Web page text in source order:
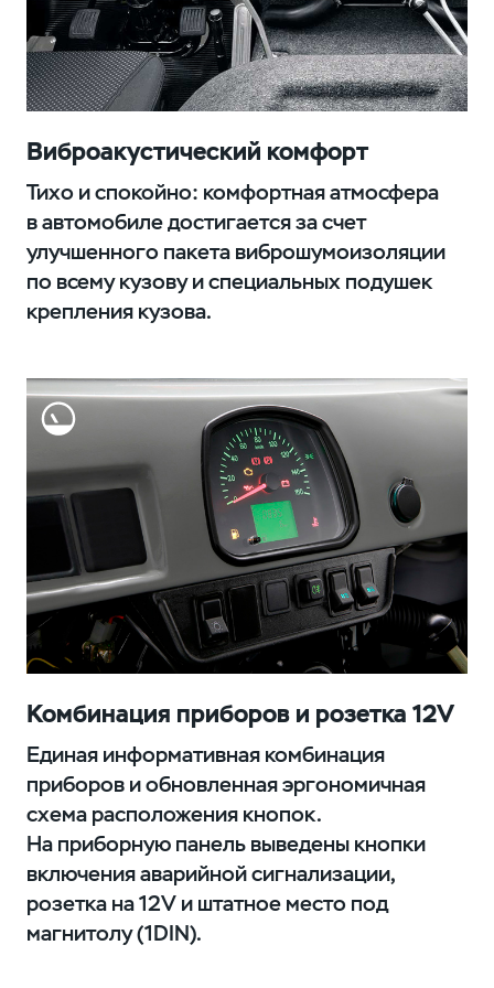
Виброакустический комфорт
Тихо и спокойно: комфортная атмосфера
в автомобиле достигается за счет
улучшенного пакета виброшумоизоляции
по всему кузову и специальных подушек
крепления кузова.
Комбинация приборов и розетка 12V
Единая информативная комбинация
приборов и обновленная эргономичная
схема расположения кнопок.
На приборную панель выведены кнопки
включения аварийной сигнализации,
розетка на 12V и штатное место под
магнитолу (1DIN).